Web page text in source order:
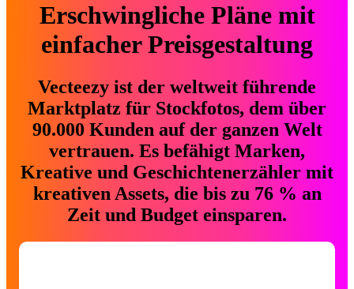
Erschwingliche Pläne mit
einfacher Preisgestaltung
Vecteezy ist der weltweit führende
Marktplatz für Stockfotos, dem über
90.000 Kunden auf der ganzen Welt
vertrauen. Es befähigt Marken,
Kreative und Geschichtenerzähler mit
kreativen Assets, die bis zu 76 % an
Zeit und Budget einsparen.